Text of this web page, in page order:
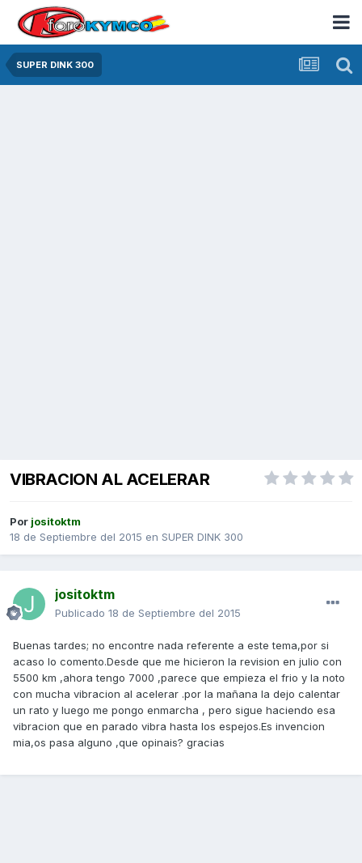
SUPER DINK 300
VIBRACION AL ACELERAR
Por jositoktm
18 de Septiembre del 2015 en SUPER DINK 300
jositoktm
Publicado 18 de Septiembre del 2015
Buenas tardes; no encontre nada referente a este tema,por si
acaso lo comento.Desde que me hicieron la revision en julio con
5500 km ,ahora tengo 7000 ,parece que empieza el frio y la noto
con mucha vibracion al acelerar .por la mañana la dejo calentar
un rato y luego me pongo enmarcha , pero sigue haciendo esa
vibracion que en parado vibra hasta los espejos.Es invencion
mia,os pasa alguno ,que opinais? gracias